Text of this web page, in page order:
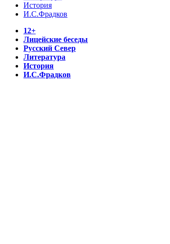
История
И.С.Фрадков
12+
Лицейские беседы
Русский Север
Литература
История
И.С.Фрадков